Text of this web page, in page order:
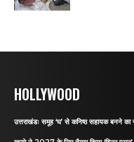
HOLLYWOOD
उत्तराखंडः समूह ‘घ’ से कनिष्ठ सहायक बनने का